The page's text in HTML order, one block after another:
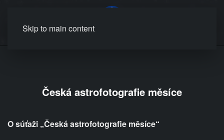
Skip to main content
Česká astrofotografie měsíce
O súťaži „Česká astrofotografie měsíce“